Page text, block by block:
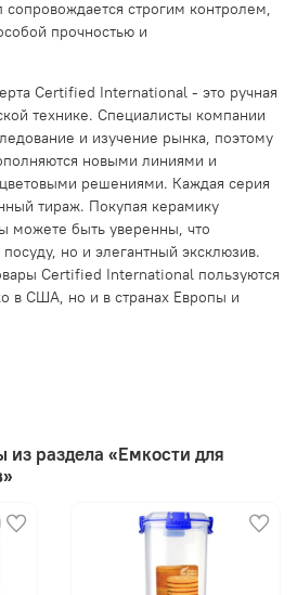
строгим контролем,
прочностью и
Certified International - это ручная
технике. Специалисты компании
и изучение рынка, поэтому
новыми линиями и
решениями. Каждая серия
тираж. Покупая керамику
можете быть уверенны, что
но и элегантный эксклюзив.
Certified International пользуются
в США, но и в странах Европы и
раздела «Емкости для